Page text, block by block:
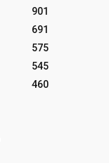
901
691
575
545
460